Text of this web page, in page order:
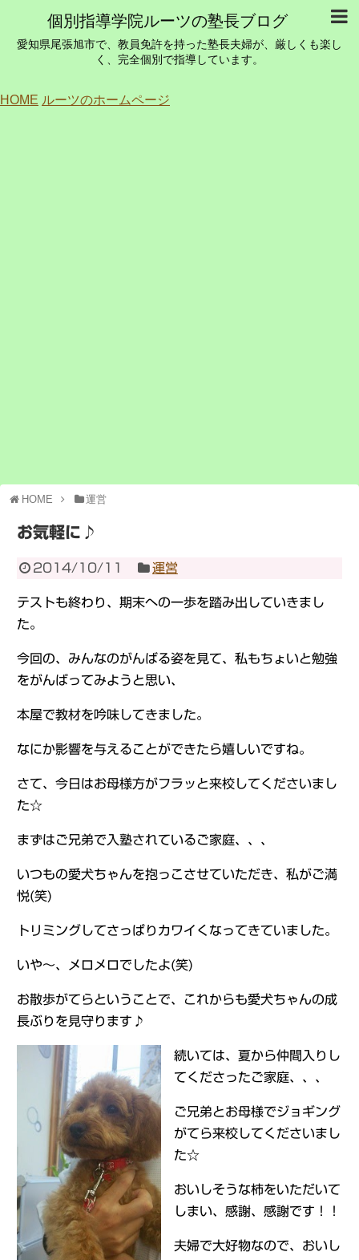
個別指導学院ルーツの塾長ブログ
愛知県尾張旭市で、教員免許を持った塾長夫婦が、厳しくも楽し
く、完全個別で指導しています。
HOME ルーツのホームページ
HOME 運営
お気軽に♪
2014/10/11 運営
テストも終わり、期末への一歩を踏み出していきまし
た。
今回の、みんなのがんばる姿を見て、私もちょいと勉強
をがんばってみようと思い、
本屋で教材を吟味してきました。
なにか影響を与えることができたら嬉しいですね。
さて、今日はお母様方がフラッと来校してくださいまし
た☆
まずはご兄弟で入塾されているご家庭、、、
いつもの愛犬ちゃんを抱っこさせていただき、私がご満
悦(笑)
トリミングしてさっぱりカワイくなってきていました。
いや～、メロメロでしたよ(笑)
お散歩がてらということで、これからも愛犬ちゃんの成
長ぶりを見守ります♪
続いては、夏から仲間入りし
てくださったご家庭、、、
ご兄弟とお母様でジョギング
がてら来校してくださいまし
た☆
おいしそうな柿をいただいて
しまい、感謝、感謝です！！
夫婦で大好物なので、おいし